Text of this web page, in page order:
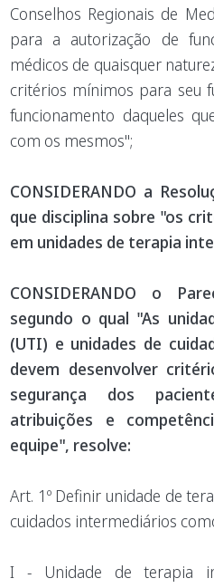
Conselhos Regionais de
para a autorização de
médicos de quaisquer
critérios mínimos para seu
funcionamento daqueles
com os mesmos";
CONSIDERANDO a
que disciplina sobre "os
em unidades de terapia
CONSIDERANDO o
segundo o qual "As
(UTI) e unidades de
devem desenvolver
segurança dos
atribuições e
equipe", resolve:
Art. 1º Definir unidade de
cuidados intermediários
I - Unidade de terapia